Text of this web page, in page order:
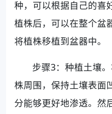
种，可以根据自己的喜
植株后，可以在整个盆
将植株移植到盆器中。
步骤3：种植土壤
株周围，保持土壤表面
分能够更好地渗透。然